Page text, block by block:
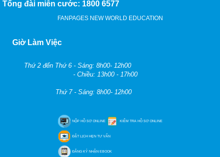
Tổng đài miễn cước: 1800 6577
FANPAGES NEW WORLD EDUCATION
Giờ Làm Việc
Thứ 2 đến Thứ 6 - Sáng: 8h00- 12h00
- Chiều: 13h00 - 17h00
Thứ 7 - Sáng: 8h00- 12h00
NỘP HỒ SƠ ONLINE KIỂM TRA HỒ SƠ ONLINE
ĐẶT LỊCH HẸN TƯ VẤN
ĐĂNG KÝ NHẬN EBOOK